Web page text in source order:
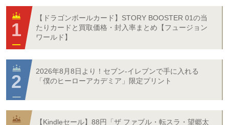
【ドラゴンボールカード】STORY BOOSTER 01の当
たりカードと買取価格・封入率まとめ【フュージョン
ワールド】
2026年8月8日より！セブン‐イレブンで手に入れる
「僕のヒーローアカデミア」限定プリント
【Kindleセール】88円「ザ ファブル・転スラ・望郷太